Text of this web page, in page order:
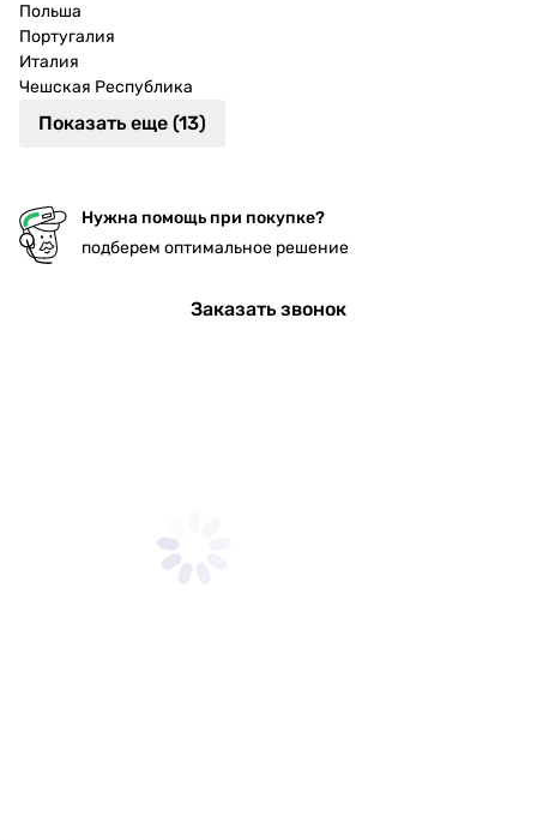
Польша
Португалия
Италия
Чешская Республика
Показать еще (13)
Нужна помощь при покупке?
подберем оптимальное решение
Заказать звонок